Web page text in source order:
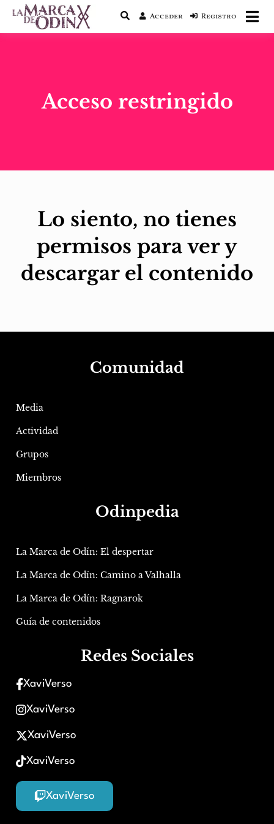
La Marca de Odín
La saga literaria transmedia que fusiona
actualidad con mitología nórdica y
Acceder Registro
Acceso restringido
Lo siento, no tienes
permisos para ver y
descargar el contenido
Comunidad
Media
Actividad
Grupos
Miembros
Odinpedia
La Marca de Odín: El despertar
La Marca de Odín: Camino a Valhalla
La Marca de Odín: Ragnarok
Guía de contenidos
Redes Sociales
XaviVerso
XaviVerso
XaviVerso
XaviVerso
XaviVerso